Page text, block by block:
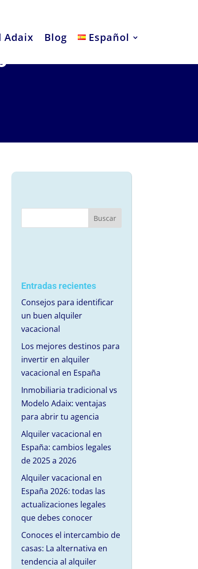
Adaix Blog Español
Entradas recientes
Consejos para identificar
un buen alquiler
vacacional
Los mejores destinos para
invertir en alquiler
vacacional en España
Inmobiliaria tradicional vs
Modelo Adaix: ventajas
para abrir tu agencia
Alquiler vacacional en
España: cambios legales
de 2025 a 2026
Alquiler vacacional en
España 2026: todas las
actualizaciones legales
que debes conocer
Conoces el intercambio de
casas: La alternativa en
tendencia al alquiler